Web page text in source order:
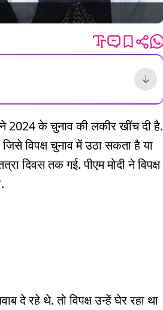
2024 के चुनाव की लकीर खींच दी है.
विपक्ष चुनाव में उठा सकता है या
दिवस तक गई. पीएम मोदी ने विपक्ष
दे रहे थे. तो विपक्ष उन्हें घेर रहा था